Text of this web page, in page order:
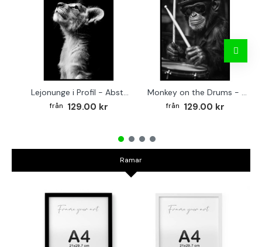
Lejonunge i Profil - Abstrakt poster i svartvitt
129.00 kr
Monkey on the Drums - Trendig poster
129.00 kr
Ramar